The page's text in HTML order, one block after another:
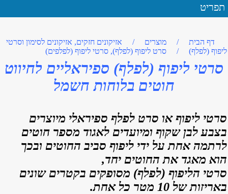
תפריט
דף הבית / מוצרים /
אזיקונים חזקים, אזיקונים לסימון וסרטי
ליפוף (לפלף)
/ סרט ליפוף (לפלף), סרטי ליפוף (לפלפים)
סרטי ליפוף (לפלף) ספיראליים לחיווט
חוטים בלוחות חשמל
סרטי ליפוף או סרט לפלף ספיראלי מיוצרים
בצבע לבן שקוף ומיועדים לאגוד מספר חוטים
לרתמה אחת על ידי ליפוף סביב החוטים ובכך
הוא מאגד את החוטים יחד,
סרטי הליפוף (לפלף) מסופקים בקטרים שונים
באריזות של 10 מטר כל אחת.